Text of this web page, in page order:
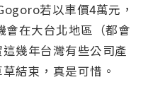
若以車價4萬元，
會在大台北地區（都會
幾年台灣有些公司產
結束，真是可惜。